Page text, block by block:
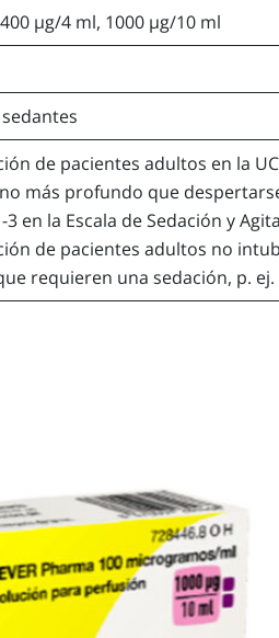
µg/4 ml, 1000 µg/10 ml
de pacientes adultos en la
más profundo que
en la Escala de Sedación y
de pacientes adultos no
requieren una sedación, p.